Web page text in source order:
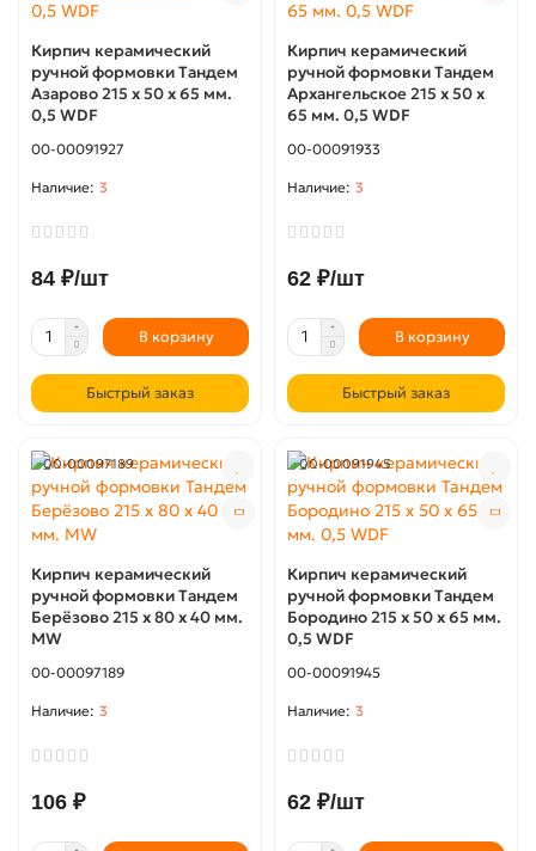
Кирпич керамический
ручной формовки Тандем
Азарово 215 х 50 х 65 мм.
0,5 WDF
00-00091927
3
84 ₽/шт
В корзину
Быстрый заказ
Кирпич керамический
ручной формовки Тандем
Архангельское 215 х 50 х
65 мм. 0,5 WDF
00-00091933
3
62 ₽/шт
В корзину
Быстрый заказ
00-00097189
Кирпич керамический
ручной формовки Тандем
Берёзово 215 х 80 х 40 мм.
MW
00-00097189
3
106 ₽
00-00091945
Кирпич керамический
ручной формовки Тандем
Бородино 215 х 50 х 65 мм.
0,5 WDF
00-00091945
3
62 ₽/шт